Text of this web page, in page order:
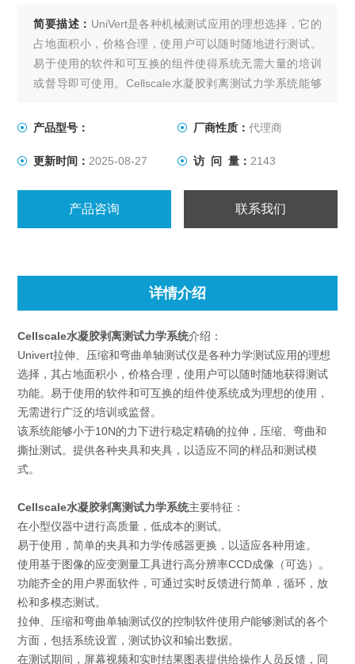
简要描述： UniVert是各种机械测试应用的理想选择，它的
占地面积小，价格合理，使用户可以随时随地进行测试。
易于使用的软件和可互换的组件使得系统无需大量的培训
或督导即可使用。Cellscale水凝胶剥离测试力学系统能够
产品型号：
厂商性质： 代理商
更新时间： 2025-08-27 访 问 量： 2143
产品咨询 联系我们
详情介绍
Cellscale水凝胶剥离测试力学系统介绍：
Univert拉伸、压缩和弯曲单轴测试仪是各种力学测试应用的理想
选择，其占地面积小，价格合理，使用户可以随时随地获得测试
功能。易于使用的软件和可互换的组件使系统成为理想的使用，
无需进行广泛的培训或监督。
该系统能够小于10N的力下进行稳定精确的拉伸，压缩、弯曲和
撕扯测试。提供各种夹具和夹具，以适应不同的样品和测试模
式。
Cellscale水凝胶剥离测试力学系统主要特征：
在小型仪器中进行高质量，低成本的测试。
易于使用，简单的夹具和力学传感器更换，以适应各种用途。
使用基于图像的应变测量工具进行高分辨率CCD成像（可选）。
功能齐全的用户界面软件，可通过实时反馈进行简单，循环，放
松和多模态测试。
拉伸、压缩和弯曲单轴测试仪的控制软件使用户能够测试的各个
方面，包括系统设置，测试协议和输出数据。
在测试期间，屏幕视频和实时结果图表提供给操作人员反馈，同